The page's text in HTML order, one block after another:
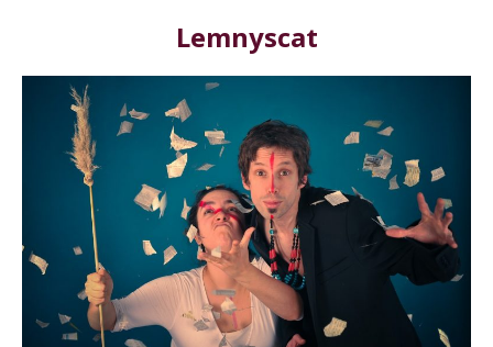
Lemnyscat